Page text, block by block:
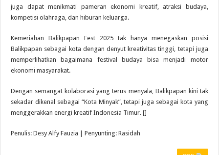
juga dapat menikmati pameran ekonomi kreatif, atraksi budaya,
kompetisi olahraga, dan hiburan keluarga.
Kemeriahan Balikpapan Fest 2025 tak hanya menegaskan posisi
Balikpapan sebagai kota dengan denyut kreativitas tinggi, tetapi juga
memperlihatkan bagaimana festival budaya bisa menjadi motor
ekonomi masyarakat.
Dengan semangat kolaborasi yang terus menyala, Balikpapan kini tak
sekadar dikenal sebagai “Kota Minyak”, tetapi juga sebagai kota yang
menggerakkan energi kreatif Indonesia Timur. []
Penulis: Desy Alfy Fauzia | Penyunting: Rasidah